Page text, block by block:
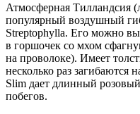
Атмоcферная Тилландсия
популярный воздушный
Streptophylla. Его можно
в горшочек со мхом
на проволоке). Имеет
несколько раз загибаются
Slim дает длинный
побегов.